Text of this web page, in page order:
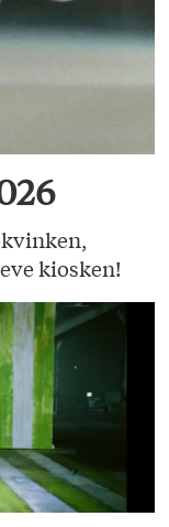
kiosken!